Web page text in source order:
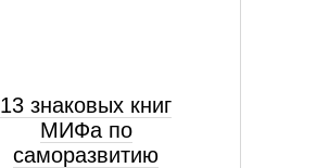
13 знаковых книг
МИФа по
саморазвитию